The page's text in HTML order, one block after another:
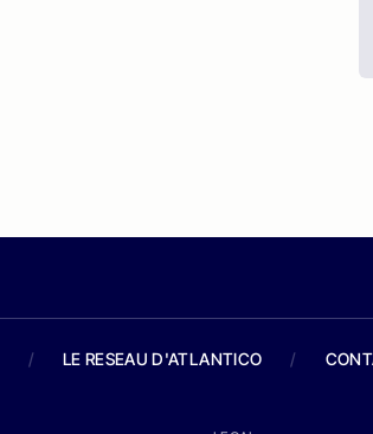
/ LE RESEAU D'ATLANTICO /